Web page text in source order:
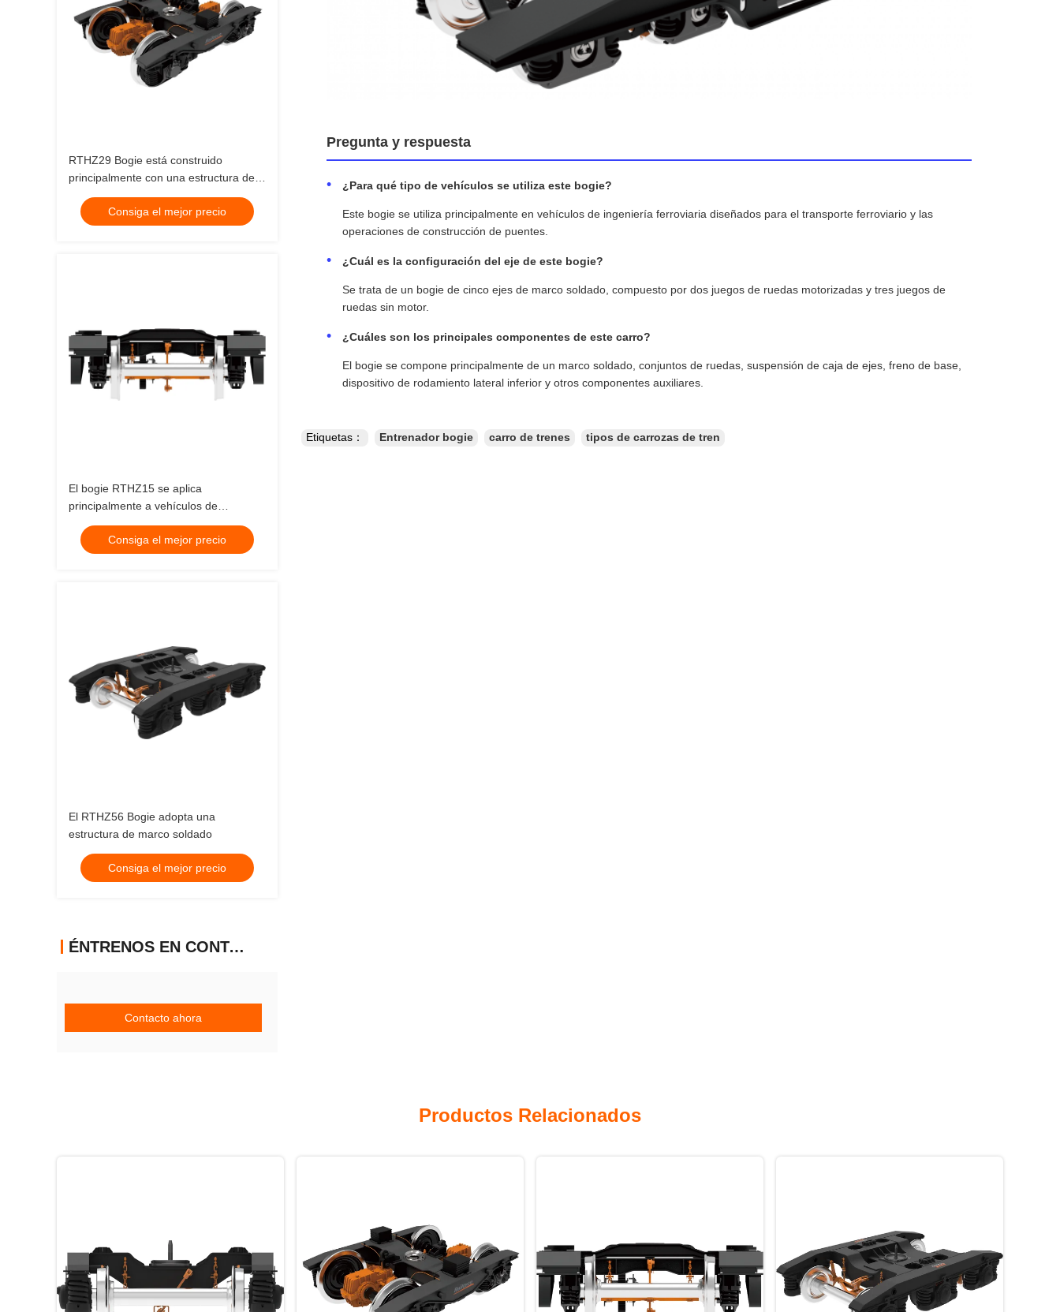
RTHZ29 Bogie está construido
principalmente con una estructura de
marco soldado
Consiga el mejor precio
El bogie RTHZ15 se aplica
principalmente a vehículos de
ingeniería ferroviaria utilizados para el
transporte sobre rieles
Consiga el mejor precio
El RTHZ56 Bogie adopta una
estructura de marco soldado
Consiga el mejor precio
ÉNTRENOS EN CONTACTO CON
Contacto ahora
Pregunta y respuesta
¿Para qué tipo de vehículos se utiliza este bogie?
Este bogie se utiliza principalmente en vehículos de ingeniería ferroviaria diseñados para el transporte ferroviario y las
operaciones de construcción de puentes.
¿Cuál es la configuración del eje de este bogie?
Se trata de un bogie de cinco ejes de marco soldado, compuesto por dos juegos de ruedas motorizadas y tres juegos de
ruedas sin motor.
¿Cuáles son los principales componentes de este carro?
El bogie se compone principalmente de un marco soldado, conjuntos de ruedas, suspensión de caja de ejes, freno de base,
dispositivo de rodamiento lateral inferior y otros componentes auxiliares.
Etiquetas： Entrenador bogie carro de trenes tipos de carrozas de tren
Productos Relacionados